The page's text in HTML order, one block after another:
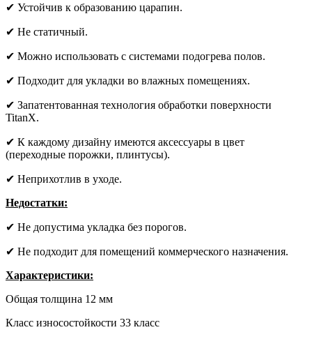
✔ Устойчив к образованию царапин.
✔ Не статичный.
✔ Можно использовать с системами подогрева полов.
✔ Подходит для укладки во влажных помещениях.
✔ Запатентованная технология обработки поверхности
TitanX.
✔ К каждому дизайну имеются аксессуары в цвет
(переходные порожки, плинтусы).
✔ Неприхотлив в уходе.
Недостатки:
✔ Не допустима укладка без порогов.
✔ Не подходит для помещений коммерческого назначения.
Характеристики:
Общая толщина 12 мм
Класс износостойкости 33 класс